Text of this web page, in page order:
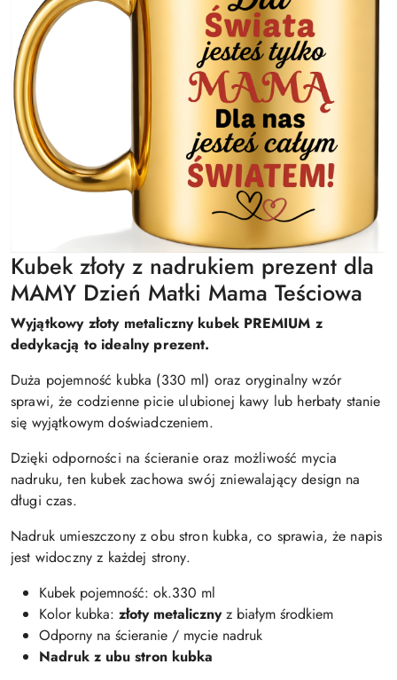
Kubek złoty z nadrukiem prezent dla
MAMY Dzień Matki Mama Teściowa
Wyjątkowy złoty metaliczny kubek PREMIUM z
dedykacją to idealny prezent.
Duża pojemność kubka (330 ml) oraz oryginalny wzór
sprawi, że codzienne picie ulubionej kawy lub herbaty stanie
się wyjątkowym doświadczeniem.
Dzięki odporności na ścieranie oraz możliwość mycia
nadruku, ten kubek zachowa swój zniewalający design na
długi czas.
Nadruk umieszczony z obu stron kubka, co sprawia, że napis
jest widoczny z każdej strony.
Kubek pojemność: ok.330 ml
Kolor kubka: złoty metalicznyz białym środkiem
Odporny na ścieranie / mycie nadruk
Nadruk z ubu stron kubka